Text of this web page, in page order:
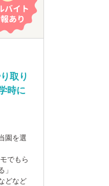
取り
時に
園を選
でもら
どなど